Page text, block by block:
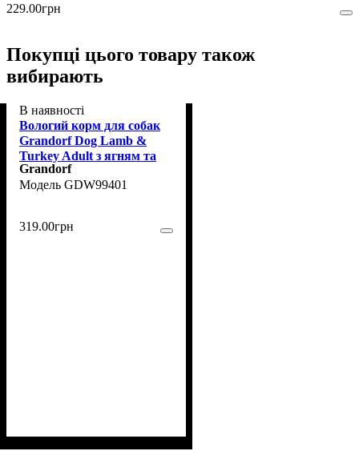
229.00грн
Покупці цього товару також
вибирають
В наявності
Вологий корм для собак
Grandorf Dog Lamb &
Turkey Adult з ягням та
індичкою, 400 г
Grandorf
GDW99401
319.00грн